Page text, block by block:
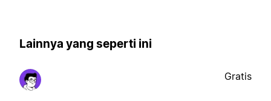
Lainnya yang seperti ini
Gratis